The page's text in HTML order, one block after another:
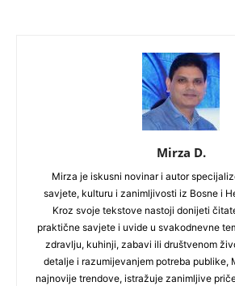
Mirza D.
Mirza je iskusni novinar i autor
savjete, kulturu i zanimljivosti iz Bosne i
Kroz svoje tekstove nastoji donijeti
praktične savjete i uvide u svakodnevne
zdravlju, kuhinji, zabavi ili društvenom
detalje i razumijevanjem potreba publike,
najnovije trendove, istražuje zanimljive